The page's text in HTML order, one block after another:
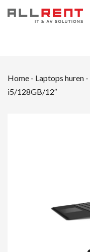
Home - Laptops huren -
i5/128GB/12″